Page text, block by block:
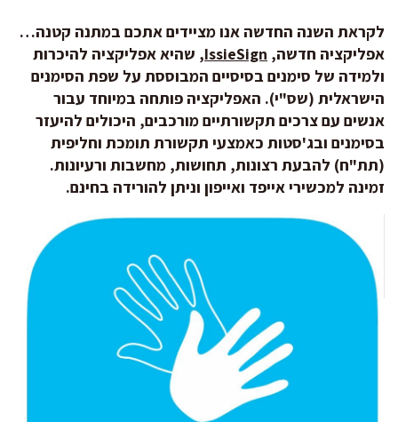
לקראת השנה החדשה אנו מציידים אתכם במתנה קטנה…
אפליקציה חדשה, IssieSign, שהיא אפליקציה להיכרות
ולמידה של סימנים בסיסיים המבוססת על שפת הסימנים
הישראלית (שס"י). האפליקציה פותחה במיוחד עבור
אנשים עם צרכים תקשורתיים מורכבים, היכולים להיעזר
בסימנים ובג'סטות כאמצעי תקשורת תומכת וחליפית
(תת"ח) להבעת רצונות, תחושות, מחשבות ורעיונות.
זמינה למכשירי אייפד ואייפון וניתן להורידה בחינם.